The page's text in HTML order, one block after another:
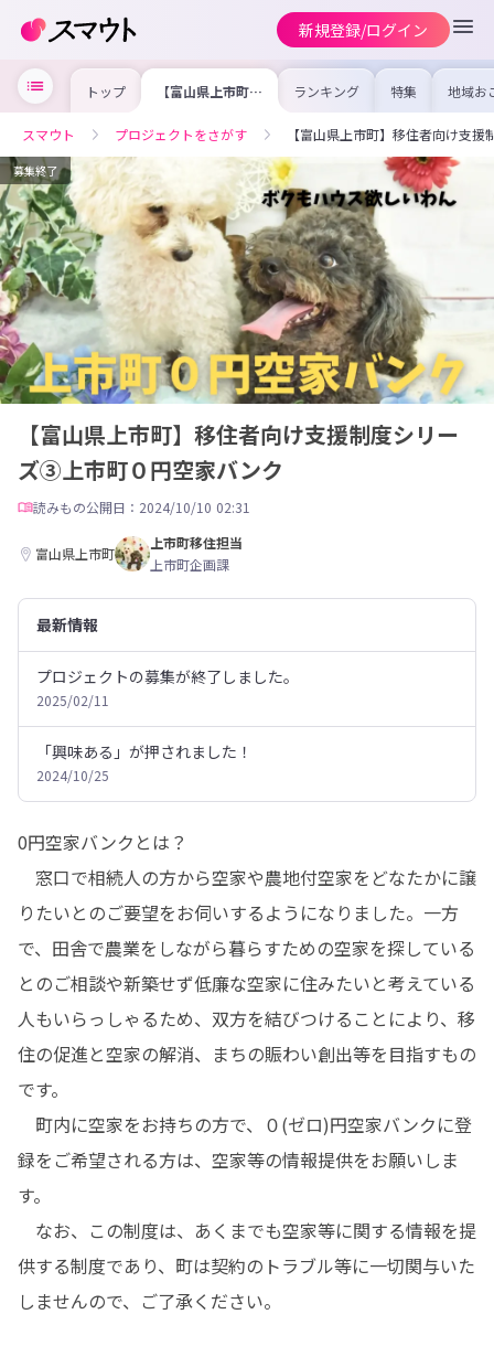
新規登録/ログイン
トップ 【富山県上市町】
移住者向け支援制
町０円空家バンク
ランキング 特集 地域お
の求
を集め
事内容
を比較
合った
けよう
スマウト プロジェクトをさがす 【富山県上市町】移住者向け支
募集終了
【富山県上市町】移住者向け支援制度シリー
ズ③上市町０円空家バンク
読みもの公開日：2024/10/10 02:31
富山県上市町
上市町移住担当
上市町企画課
最新情報
プロジェクトの募集が終了しました。
2025/02/11
「興味ある」が押されました！
2024/10/25
0円空家バンクとは？
窓口で相続人の方から空家や農地付空家をどなたかに譲
りたいとのご要望をお伺いするようになりました。一方
で、田舎で農業をしながら暮らすための空家を探している
とのご相談や新築せず低廉な空家に住みたいと考えている
人もいらっしゃるため、双方を結びつけることにより、移
住の促進と空家の解消、まちの賑わい創出等を目指すもの
です。
町内に空家をお持ちの方で、０(ゼロ)円空家バンクに登
録をご希望される方は、空家等の情報提供をお願いしま
す。
なお、この制度は、あくまでも空家等に関する情報を提
供する制度であり、町は契約のトラブル等に一切関与いた
しませんので、ご了承ください。